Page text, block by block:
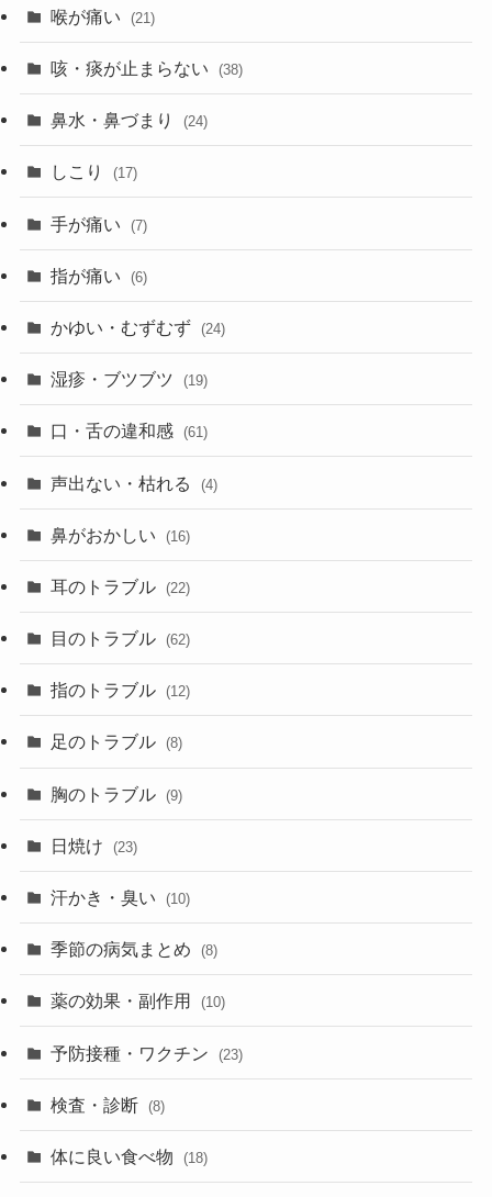
喉が痛い (21)
咳・痰が止まらない (38)
鼻水・鼻づまり (24)
しこり (17)
手が痛い (7)
指が痛い (6)
かゆい・むずむず (24)
湿疹・ブツブツ (19)
口・舌の違和感 (61)
声出ない・枯れる (4)
鼻がおかしい (16)
耳のトラブル (22)
目のトラブル (62)
指のトラブル (12)
足のトラブル (8)
胸のトラブル (9)
日焼け (23)
汗かき・臭い (10)
季節の病気まとめ (8)
薬の効果・副作用 (10)
予防接種・ワクチン (23)
検査・診断 (8)
体に良い食べ物 (18)